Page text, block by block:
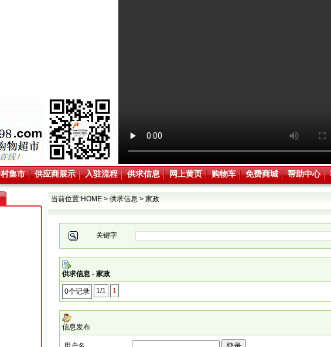
集市 供应商展示 入驻流程 供求信息 网上黄页 购物车 免费商城 帮助中心
当前位置:HOME> 供求信息 > 家政
关键字
供求信息 - 家政
0个记录 1/1 1
信息发布